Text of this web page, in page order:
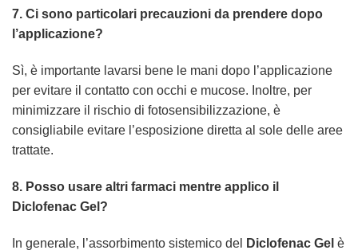
7. Ci sono particolari precauzioni da prendere dopo
l’applicazione?
Sì, è importante lavarsi bene le mani dopo l’applicazione
per evitare il contatto con occhi e mucose. Inoltre, per
minimizzare il rischio di fotosensibilizzazione, è
consigliabile evitare l’esposizione diretta al sole delle aree
trattate.
8. Posso usare altri farmaci mentre applico il
Diclofenac Gel ?
In generale, l’assorbimento sistemico del Diclofenac Gel è